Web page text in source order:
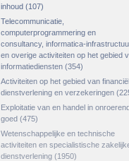
inhoud (107)
Telecommunicatie,
computerprogrammering en
consultancy, informatica-
en overige activiteiten op het gebied
informatiediensten (354)
Activiteiten op het gebied van
dienstverlening en verzekeringen
Exploitatie van en handel in
goed (475)
Wetenschappelijke en technische
activiteiten en specialistische
dienstverlening (1950)